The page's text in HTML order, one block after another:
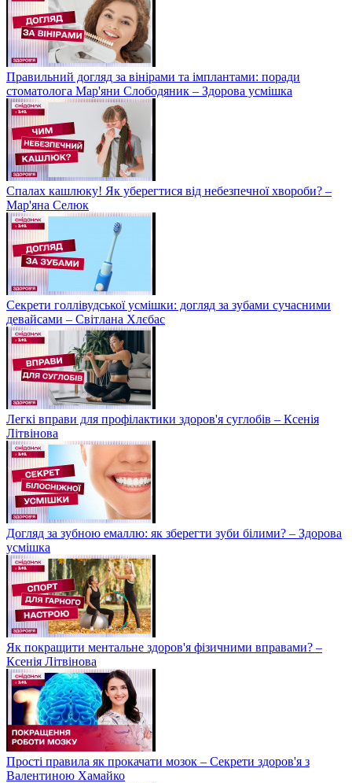
Правильний догляд за вінірами та імплантами: поради
стоматолога Мар'яни Слободяник – Здорова усмішка
Спалах кашлюку! Як уберегтися від небезпечної хвороби? –
Мар'яна Селюк
Секрети голлівудської усмішки: догляд за зубами сучасними
девайсами – Світлана Хлєбас
Легкі вправи для профілактики здоров'я суглобів – Ксенія
Літвінова
Догляд за зубною емаллю: як зберегти зуби білими? – Здорова
усмішка
Як покращити ментальне здоров'я фізичними вправами? –
Ксенія Літвінова
Прості правила як прокачати мозок – Секрети здоров'я з
Валентиною Хамайко